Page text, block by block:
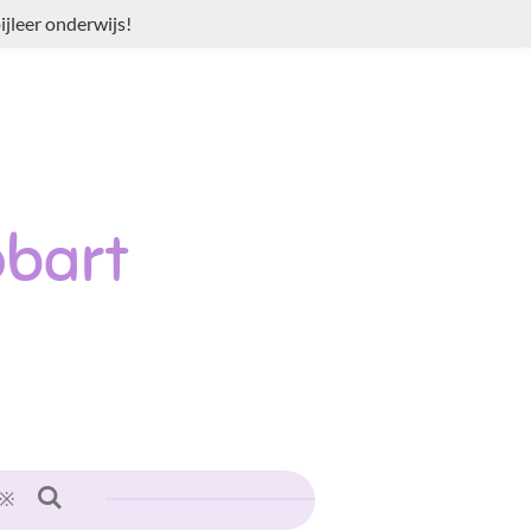
onderwijs!